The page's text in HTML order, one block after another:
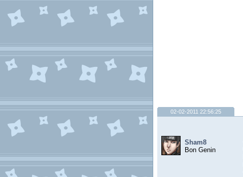
02-02-2011 22:56:25
Sham8
Bon Genin